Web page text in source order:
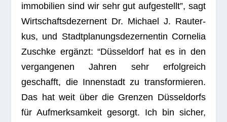
im­mo­bi­lien sind wir sehr gut auf­ge­stellt”, sagt
Wirt­schafts­de­zer­nent Dr. Michael J. Rau­ter­
kus, und Stadt­pla­nungs­de­zer­nen­tin Cor­ne­lia
Zuschke ergänzt: “Düs­sel­dorf hat es in den
ver­gan­ge­nen Jah­ren sehr erfolg­reich
geschafft, die Innen­stadt zu trans­for­mie­ren.
Das hat weit über die Gren­zen Düs­sel­dorfs
für Auf­merk­sam­keit gesorgt. Ich bin sicher,